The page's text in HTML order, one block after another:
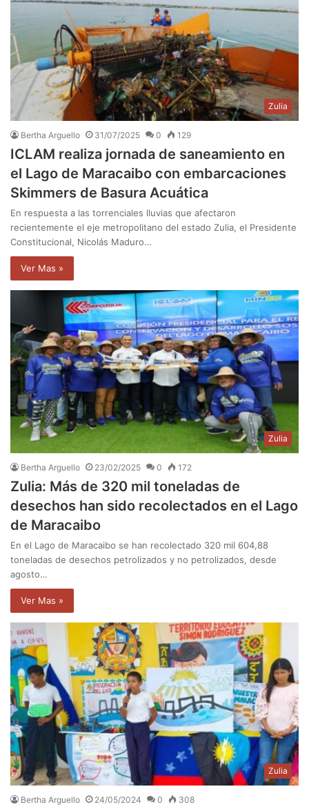
Zulia
Bertha Arguello 31/07/2025 0 129
ICLAM realiza jornada de saneamiento en
el Lago de Maracaibo con embarcaciones
Skimmers de Basura Acuática
En respuesta a las torrenciales lluvias que afectaron
recientemente el eje metropolitano del estado Zulia, el Presidente
Constitucional, Nicolás Maduro…
Ver Mas »
Zulia
Bertha Arguello 23/02/2025 0 172
Zulia: Más de 320 mil toneladas de
desechos han sido recolectados en el Lago
de Maracaibo
En el Lago de Maracaibo se han recolectado 320 mil 604,88
toneladas de desechos petrolizados y no petrolizados, desde
agosto…
Ver Mas »
Zulia
Bertha Arguello 24/05/2024 0 308